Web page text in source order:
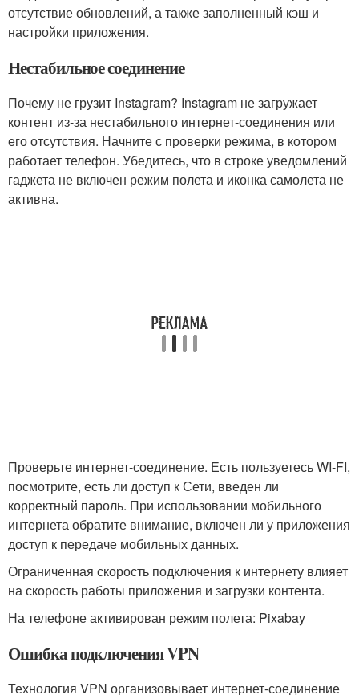
отсутствие обновлений, а также заполненный кэш и
настройки приложения.
Нестабильное соединение
Почему не грузит Instagram? Instagram не загружает
контент из-за нестабильного интернет-соединения или
его отсутствия. Начните с проверки режима, в котором
работает телефон. Убедитесь, что в строке уведомлений
гаджета не включен режим полета и иконка самолета не
активна.
Проверьте интернет-соединение. Есть пользуетесь WI-FI,
посмотрите, есть ли доступ к Сети, введен ли
корректный пароль. При использовании мобильного
интернета обратите внимание, включен ли у приложения
доступ к передаче мобильных данных.
Ограниченная скорость подключения к интернету влияет
на скорость работы приложения и загрузки контента.
На телефоне активирован режим полета: Pixabay
Ошибка подключения VPN
Технология VPN организовывает интернет-соединение